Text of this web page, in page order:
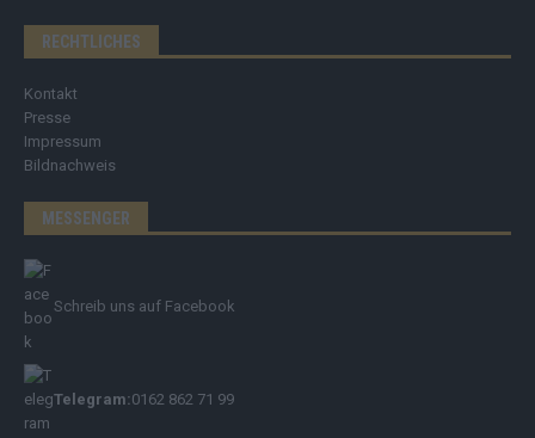
RECHTLICHES
Kontakt
Presse
Impressum
Bildnachweis
MESSENGER
Schreib uns auf Facebook
Telegram:0162 862 71 99